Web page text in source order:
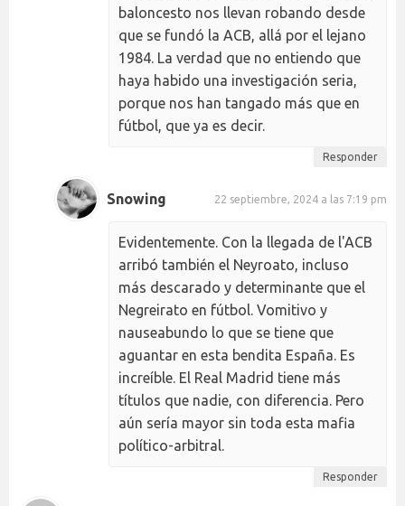
baloncesto nos llevan robando desde
que se fundó la ACB, allá por el lejano
1984. La verdad que no entiendo que
haya habido una investigación seria,
porque nos han tangado más que en
fútbol, que ya es decir.
Responder
Snowing 22 septiembre, 2024 a las 7:19 pm
Evidentemente. Con la llegada de l'ACB
arribó también el Neyroato, incluso
más descarado y determinante que el
Negreirato en fútbol. Vomitivo y
nauseabundo lo que se tiene que
aguantar en esta bendita España. Es
increíble. El Real Madrid tiene más
títulos que nadie, con diferencia. Pero
aún sería mayor sin toda esta mafia
político-arbitral.
Responder